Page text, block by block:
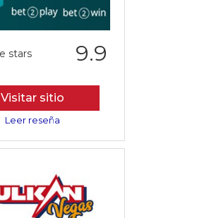
9.9
Visitar sitio
Leer reseña